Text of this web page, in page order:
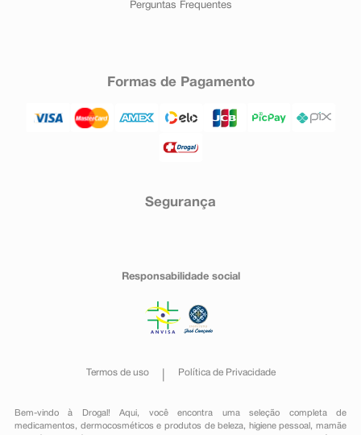
Perguntas Frequentes
Formas de Pagamento
Segurança
Responsabilidade social
Termos de uso Política de Privacidade
Bem-vindo à Drogal! Aqui, você encontra uma seleção completa de
medicamentos , dermocosméticos e produtos de beleza, higiene pessoal ,mamãe